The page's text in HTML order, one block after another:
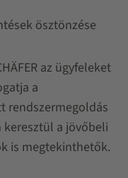
ösztönzése
az ügyfeleket
a
rendszermegoldás
a jövőbeli
is megtekinthetők.